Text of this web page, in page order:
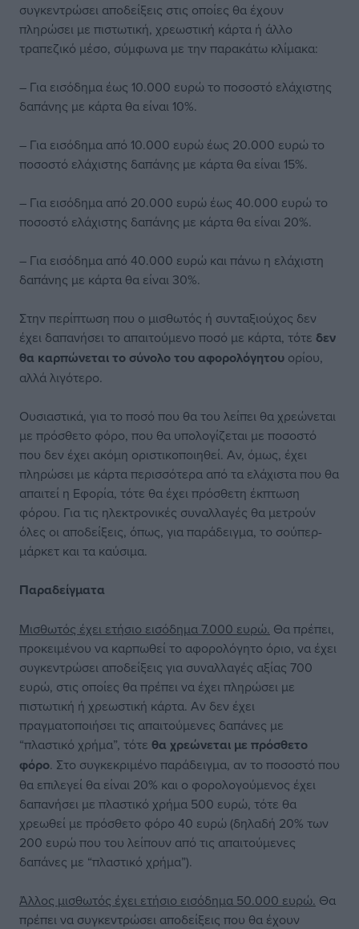
συγκεντρώσει αποδείξεις στις οποίες θα έχουν
πληρώσει με πιστωτική, χρεωστική κάρτα ή άλλο
τραπεζικό μέσο, σύμφωνα με την παρακάτω κλίμακα:
– Για εισόδημα έως 10.000 ευρώ το ποσοστό ελάχιστης
δαπάνης με κάρτα θα είναι 10%.
– Για εισόδημα από 10.000 ευρώ έως 20.000 ευρώ το
ποσοστό ελάχιστης δαπάνης με κάρτα θα είναι 15%.
– Για εισόδημα από 20.000 ευρώ έως 40.000 ευρώ το
ποσοστό ελάχιστης δαπάνης με κάρτα θα είναι 20%.
– Για εισόδημα από 40.000 ευρώ και πάνω η ελάχιστη
δαπάνης με κάρτα θα είναι 30%.
Στην περίπτωση που ο μισθωτός ή συνταξιούχος δεν
έχει δαπανήσει το απαιτούμενο ποσό με κάρτα, τότε δεν
θα καρπώνεται το σύνολο του αφορολόγητου ορίου,
αλλά λιγότερο.
Ουσιαστικά, για το ποσό που θα του λείπει θα χρεώνεται
με πρόσθετο φόρο, που θα υπολογίζεται με ποσοστό
που δεν έχει ακόμη οριστικοποιηθεί. Αν, όμως, έχει
πληρώσει με κάρτα περισσότερα από τα ελάχιστα που θα
απαιτεί η Εφορία, τότε θα έχει πρόσθετη έκπτωση
φόρου. Για τις ηλεκτρονικές συναλλαγές θα μετρούν
όλες οι αποδείξεις, όπως, για παράδειγμα, το σούπερ-
μάρκετ και τα καύσιμα.
Παραδείγματα
Μισθωτός έχει ετήσιο εισόδημα 7.000 ευρώ. Θα πρέπει,
προκειμένου να καρπωθεί το αφορολόγητο όριο, να έχει
συγκεντρώσει αποδείξεις για συναλλαγές αξίας 700
ευρώ, στις οποίες θα πρέπει να έχει πληρώσει με
πιστωτική ή χρεωστική κάρτα. Αν δεν έχει
πραγματοποιήσει τις απαιτούμενες δαπάνες με
“πλαστικό χρήμα”, τότε θα χρεώνεται με πρόσθετο
φόρο. Στο συγκεκριμένο παράδειγμα, αν το ποσοστό που
θα επιλεγεί θα είναι 20% και ο φορολογούμενος έχει
δαπανήσει με πλαστικό χρήμα 500 ευρώ, τότε θα
χρεωθεί με πρόσθετο φόρο 40 ευρώ (δηλαδή 20% των
200 ευρώ που του λείπουν από τις απαιτούμενες
δαπάνες με “πλαστικό χρήμα”).
Άλλος μισθωτός έχει ετήσιο εισόδημα 50.000 ευρώ. Θα
πρέπει να συγκεντρώσει αποδείξεις που θα έχουν